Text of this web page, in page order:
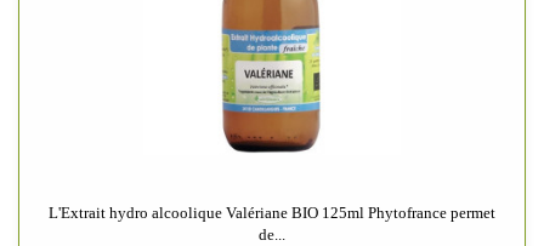
L'Extrait hydro alcoolique Valériane BIO 125ml Phytofrance permet
de...